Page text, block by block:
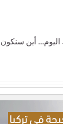
اليوم... أين